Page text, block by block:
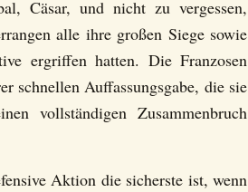
Cäsar, und nicht zu vergessen,
alle ihre großen Siege sowie
ergriffen hatten. Die Franzosen
schnellen Auffassungsgabe, die sie
vollständigen Zusammenbruch
Aktion die sicherste ist, wenn